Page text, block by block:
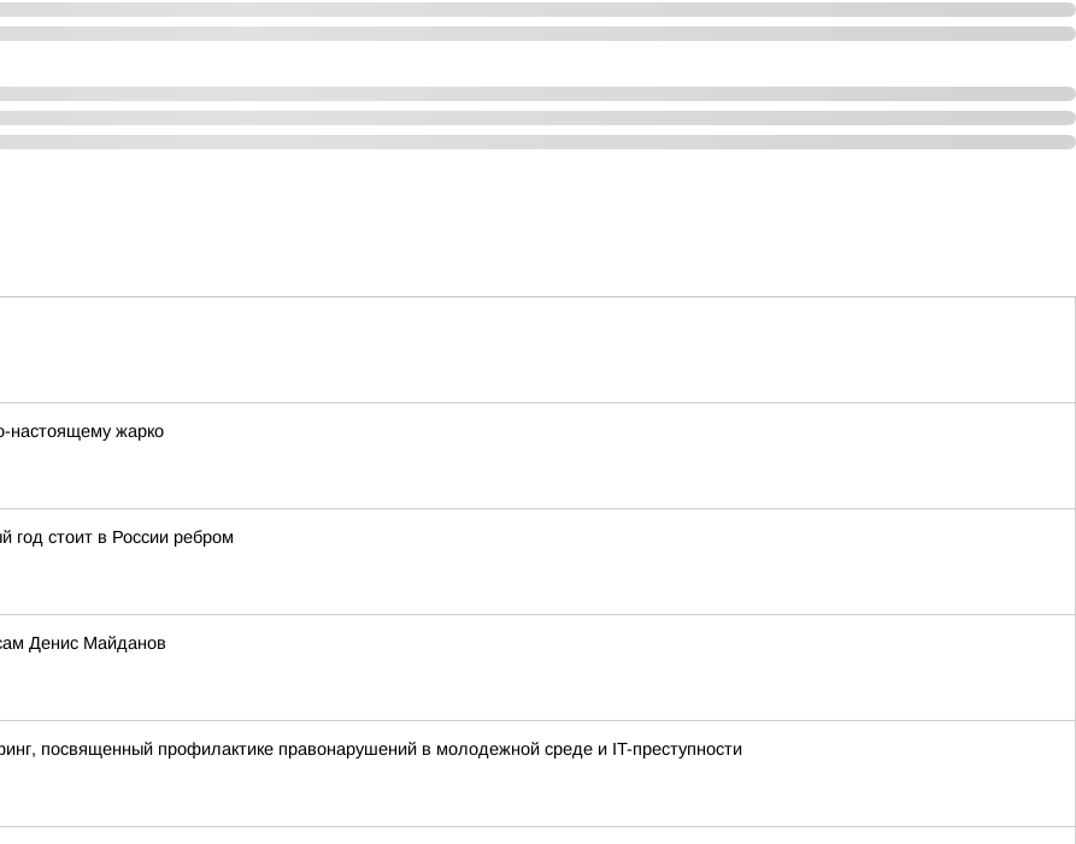
настоящему жарко
год стоит в России ребром
Денис Майданов
посвященный профилактике правонарушений в молодежной среде и IT-преступности